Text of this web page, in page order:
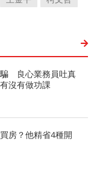
騙 良心業務員吐真
沒有做功課
房？他精省4種開